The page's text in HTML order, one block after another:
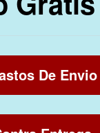
De Envio